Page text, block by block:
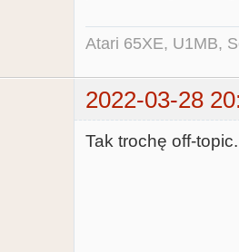
Atari 65XE, U1MB,
2022-03-28
Tak trochę off-